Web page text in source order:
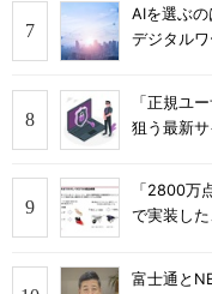
AIを選ぶ
デジタル
「正規ユ
狙う最新サ
「2800万
で実装し
富士通と